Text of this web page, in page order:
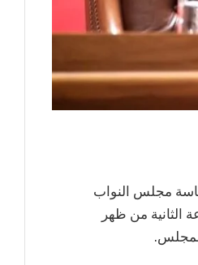
مجلس النواب
الثانية من ظهر
المجلس.